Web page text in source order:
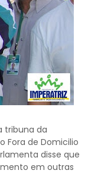
tribuna da
Fora de Domicilio
disse que
em outras